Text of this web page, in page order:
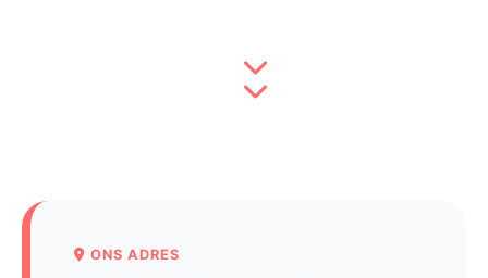
ONS ADRES